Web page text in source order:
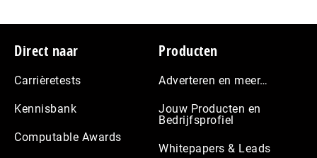
Footer
Direct naar
Carrièretests
Kennisbank
Computable Awards
Producten
Adverteren en meer…
Jouw Producten en
Bedrijfsprofiel
Whitepapers & Leads